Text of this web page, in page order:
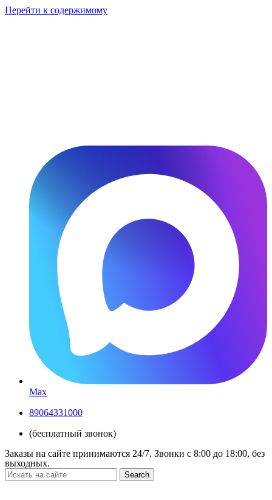
Перейти к содержимому
Max
89064331000
(бесплатный звонок)
Заказы на сайте принимаются 24/7. Звонки c 8:00 до 18:00, без
выходных.
Search